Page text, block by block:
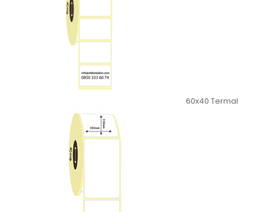
60x40 Termal